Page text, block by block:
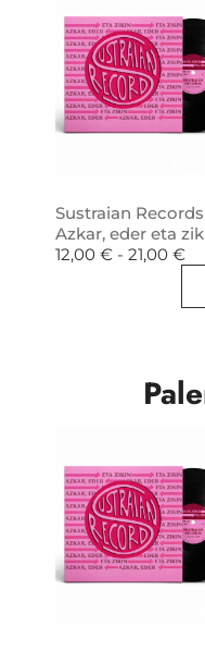
Sustraian
Azkar, eder eta
12,00 € - 21,00 €